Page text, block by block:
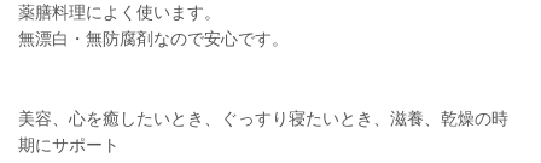
薬膳料理によく使います。
無漂白・無防腐剤なので安心です。
美容、心を癒したいとき、ぐっすり寝たいとき、滋養、乾燥の時
期にサポート